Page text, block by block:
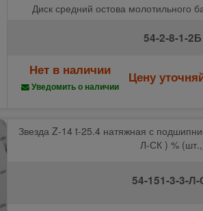
Диск средний остова молотильного
54-2-8-1-2Б
Нет в наличии
Уведомить о наличии
Цену
Звезда Z-14 t-25.4 натяжная с
Л-СК ) %
54-151-3-3-